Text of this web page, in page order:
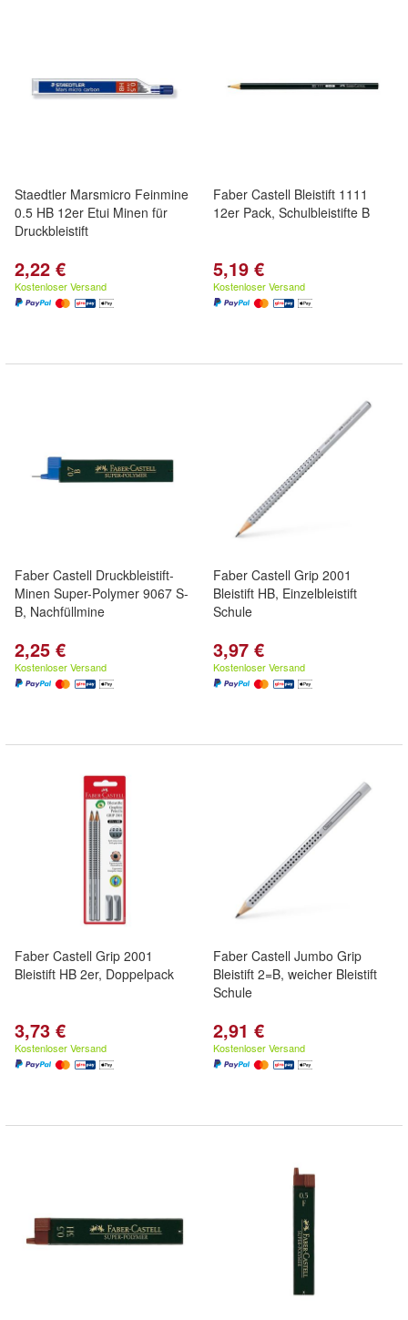
Staedtler Marsmicro Feinmine
0.5 HB 12er Etui Minen für
Druckbleistift
2,22 €
Kostenloser Versand
Faber Castell Bleistift 1111
12er Pack, Schulbleistifte B
5,19 €
Kostenloser Versand
Faber Castell Druckbleistift-
Minen Super-Polymer 9067 S-
B, Nachfüllmine
2,25 €
Kostenloser Versand
Faber Castell Grip 2001
Bleistift HB, Einzelbleistift
Schule
3,97 €
Kostenloser Versand
Faber Castell Grip 2001
Bleistift HB 2er, Doppelpack
3,73 €
Kostenloser Versand
Faber Castell Jumbo Grip
Bleistift 2=B, weicher Bleistift
Schule
2,91 €
Kostenloser Versand